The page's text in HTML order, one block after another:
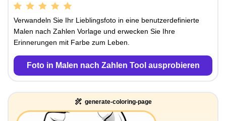
Verwandeln Sie Ihr Lieblingsfoto in eine benutzerdefinierte
Malen nach Zahlen Vorlage und erwecken Sie Ihre
Erinnerungen mit Farbe zum Leben.
Foto in Malen nach Zahlen Tool ausprobieren
generate-coloring-page